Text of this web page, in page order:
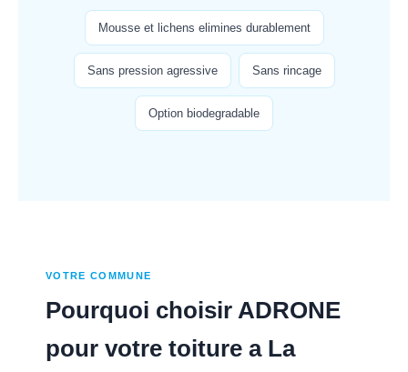
Mousse et lichens elimines durablement
Sans pression agressive Sans rincage
Option biodegradable
VOTRE COMMUNE
Pourquoi choisir ADRONE
pour votre toiture a La